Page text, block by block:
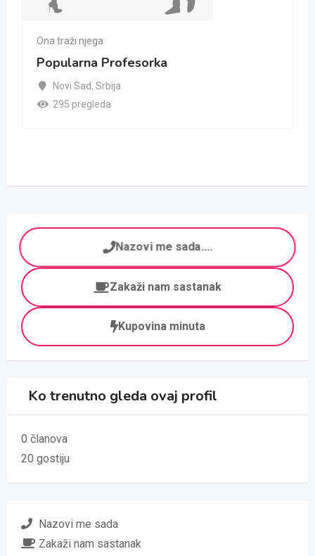
Ona traži njega
Popularna Profesorka
Novi Sad, Srbija
295 pregleda
Nazovi me sada....
Zakaži nam sastanak
Kupovina minuta
Ko trenutno gleda ovaj profil
0 članova
20 gostiju
Nazovi me sada
Zakaži nam sastanak